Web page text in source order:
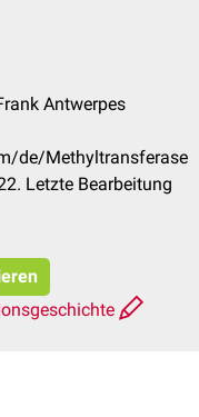
Antwerpes
de/Methyltransferase
Letzte Bearbeitung